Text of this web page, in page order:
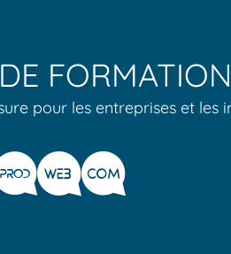
FORMATION
pour les entreprises et les